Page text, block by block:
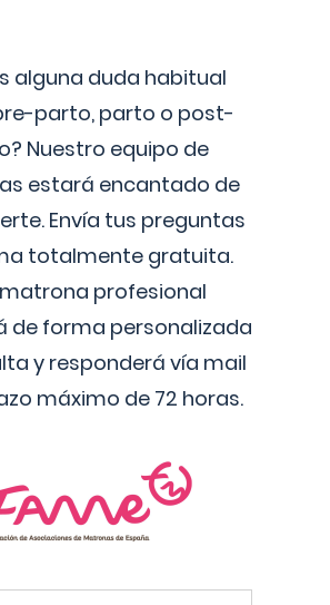
alguna duda habitual
parto, parto o post-
Nuestro equipo de
estará encantado de
Envía tus preguntas
totalmente gratuita.
profesional
de forma personalizada
y responderá vía mail
máximo de 72 horas.